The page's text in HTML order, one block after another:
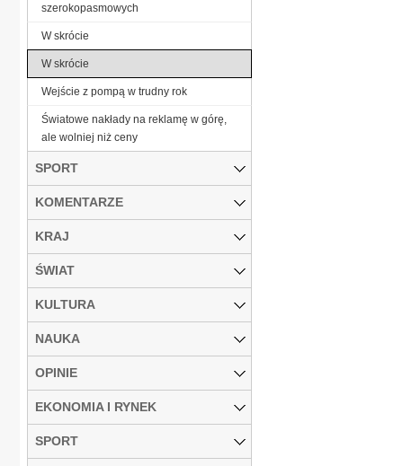
szerokopasmowych
W skrócie
W skrócie
Wejście z pompą w trudny rok
Światowe nakłady na reklamę w górę,
ale wolniej niż ceny
SPORT
KOMENTARZE
KRAJ
ŚWIAT
KULTURA
NAUKA
OPINIE
EKONOMIA I RYNEK
SPORT